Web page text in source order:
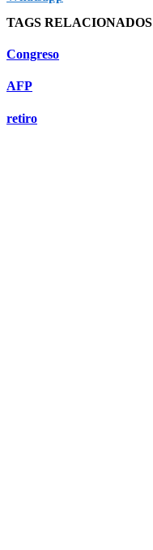
TAGS RELACIONADOS
Congreso
AFP
retiro